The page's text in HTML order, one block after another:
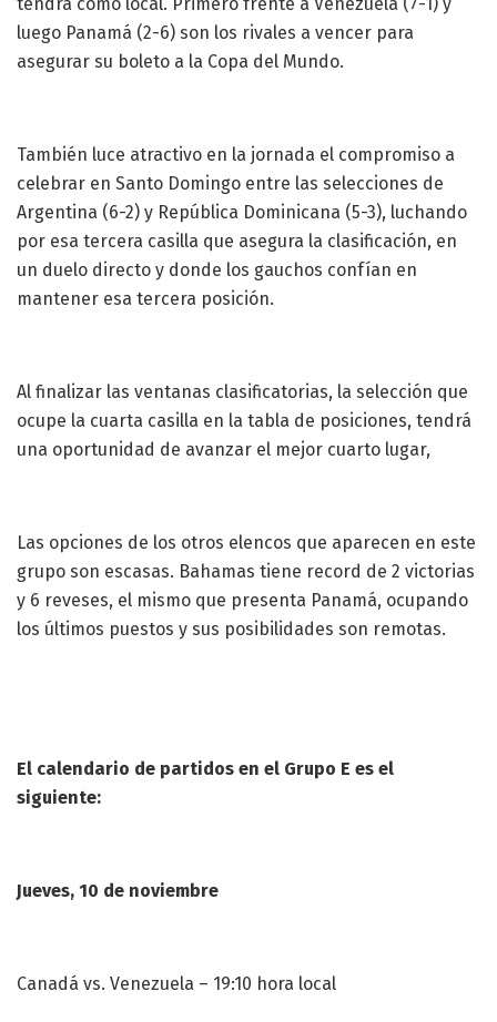
luego Panamá (2-6) son los rivales a vencer para
asegurar su boleto a la Copa del Mundo.
También luce atractivo en la jornada el compromiso a
celebrar en Santo Domingo entre las selecciones de
Argentina (6-2) y República Dominicana (5-3), luchando
por esa tercera casilla que asegura la clasificación, en
un duelo directo y donde los gauchos confían en
mantener esa tercera posición.
Al finalizar las ventanas clasificatorias, la selección que
ocupe la cuarta casilla en la tabla de posiciones, tendrá
una oportunidad de avanzar el mejor cuarto lugar,
Las opciones de los otros elencos que aparecen en este
grupo son escasas. Bahamas tiene record de 2 victorias
y 6 reveses, el mismo que presenta Panamá, ocupando
los últimos puestos y sus posibilidades son remotas.
El calendario de partidos en el Grupo E es el
siguiente:
Jueves, 10 de noviembre
Canadá vs. Venezuela – 19:10 hora local